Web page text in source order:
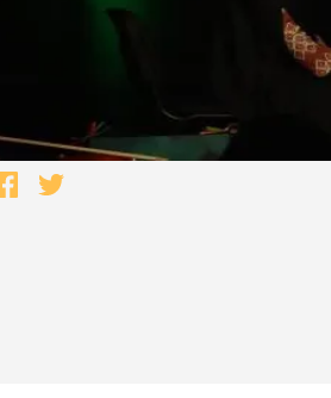
Categorias gerais